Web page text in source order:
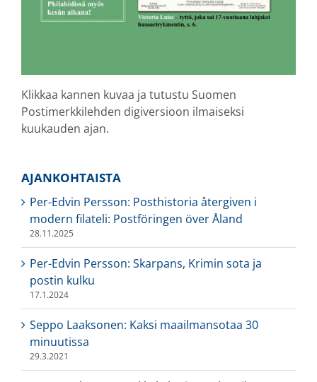
Klikkaa kannen kuvaa ja tutustu Suomen
Postimerkkilehden digiversioon ilmaiseksi
kuukauden ajan.
AJANKOHTAISTA
Per-Edvin Persson: Posthistoria återgiven i
modern filateli: Postföringen över Åland
28.11.2025
Per-Edvin Persson: Skarpans, Krimin sota ja
postin kulku
17.1.2024
Seppo Laaksonen: Kaksi maailmansotaa 30
minuutissa
29.3.2021